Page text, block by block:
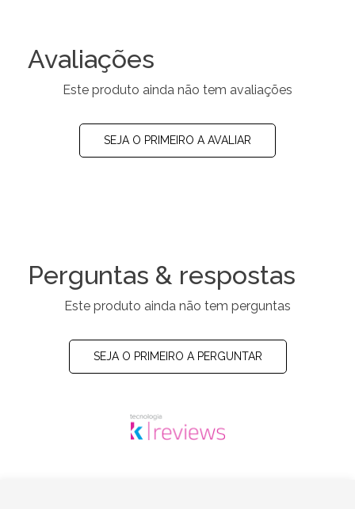
Avaliações
Este produto ainda não tem avaliações
SEJA O PRIMEIRO A AVALIAR
Perguntas & respostas
Este produto ainda não tem perguntas
SEJA O PRIMEIRO A PERGUNTAR